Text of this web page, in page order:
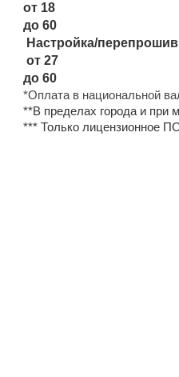
от 18
до 60
Настройка/
от 27
до 60
*Оплата в национальной
**В пределах города и при
*** Только лицензионное